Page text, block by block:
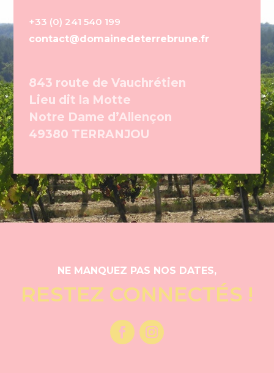
+33 (0) 241 540 199
contact@domainedeterrebrune.fr
843 route de Vauchrétien
Lieu dit la Motte
Notre Dame d’Allençon
49380 TERRANJOU
NE MANQUEZ PAS NOS DATES,
RESTEZ CONNECTÉS !